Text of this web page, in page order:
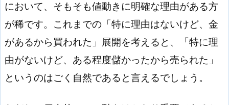
において、そもそも値動きに明確な理由がある方
が稀です。これまでの「特に理由はないけど、金
があるから買われた」展開を考えると、「特に理
由がないけど、ある程度儲かったから売られた」
というのはごく自然であると言えるでしょう。